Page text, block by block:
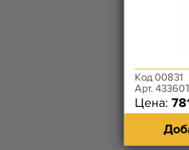
Код 00831
Арт.
Цена: